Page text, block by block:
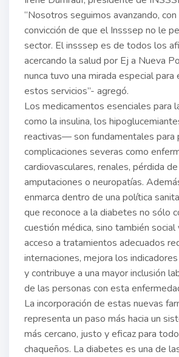
“Nosotros seguimos avanzando,
convicción de que el Insssep no le
sector. El insssep es de todos los
acercando la salud por Ej a Nueva
nunca tuvo una mirada especial para
estos servicios”- agregó.
Los medicamentos esenciales
como la insulina, los
reactivas— son fundamentales para
complicaciones severas como
cardiovasculares, renales, pérdida
amputaciones o neuropatías.
enmarca dentro de una política
que reconoce a la diabetes no sólo
cuestión médica, sino también social
acceso a tratamientos adecuados
internaciones, mejora los
y contribuye a una mayor inclusión
de las personas con esta
La incorporación de estas nuevas
representa un paso más hacia un
más cercano, justo y eficaz para
chaqueños. La diabetes es una de